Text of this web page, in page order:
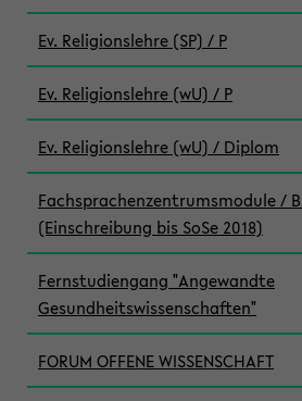
Ev. Religionslehre (SP) / P
Ev. Religionslehre (wU) / P
Ev. Religionslehre (wU) / Diplom
Fachsprachenzentrumsmodule /
(Einschreibung bis SoSe 2018)
Fernstudiengang "Angewandte
Gesundheitswissenschaften"
FORUM OFFENE WISSENSCHAFT